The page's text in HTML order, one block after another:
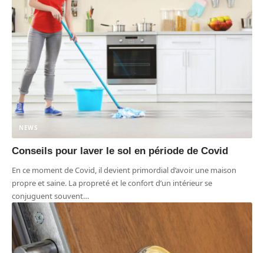
NEWS
Conseils pour laver le sol en période de Covid
En ce moment de Covid, il devient primordial d’avoir une maison
propre et saine. La propreté et le confort d’un intérieur se
conjuguent souvent…